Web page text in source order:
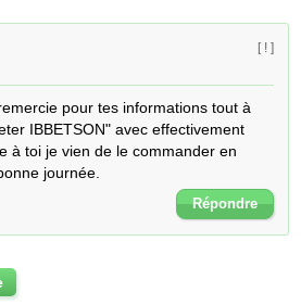
[ ! ]
pour tes informations tout à
IBBETSON" avec effectivement
à toi je vien de le commander en
journée.
Répondre